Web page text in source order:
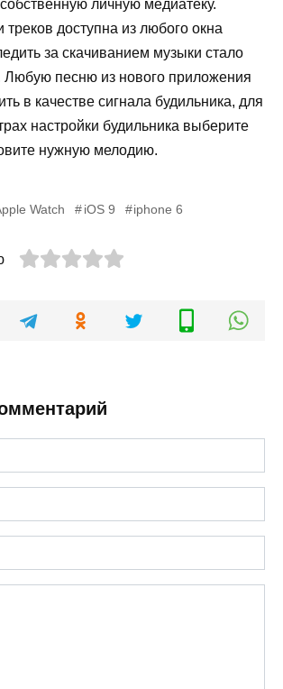
личную медиатеку.
треков доступна из любого окна
за скачиванием музыки стало
Любую песню из нового приложения
в качестве сигнала будильника, для
настройки будильника выберите
нужную мелодию.
Watch iOS 9 iphone 6